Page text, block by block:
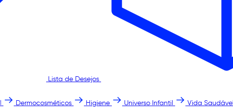
Lista de Desejos
Dermocosméticos Higiene Universo Infantil Vida Saudável